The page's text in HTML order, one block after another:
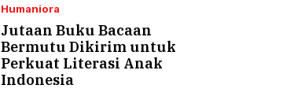
Humaniora
Jutaan Buku Bacaan
Bermutu Dikirim untuk
Perkuat Literasi Anak
Indonesia